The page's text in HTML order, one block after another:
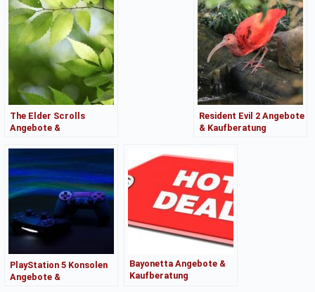
The Elder Scrolls
Angebote &
Resident Evil 2 Angebote
& Kaufberatung
PlayStation 5 Konsolen
Angebote &
Bayonetta Angebote &
Kaufberatung